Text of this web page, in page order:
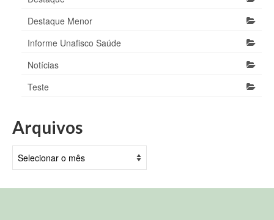
Destaque Menor
Informe Unafisco Saúde
Notícias
Teste
Arquivos